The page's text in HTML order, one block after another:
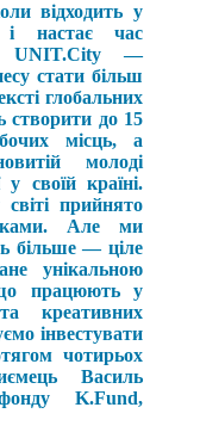
відходить у
і настає час
UNIT.City —
стати більш
глобальних
створити до 15
місць, а
молоді
у своїй країні.
прийнято
Але ми
більше — ціле
унікальною
працюють у
креативних
інвестувати
чотирьох
Василь
K.Fund,